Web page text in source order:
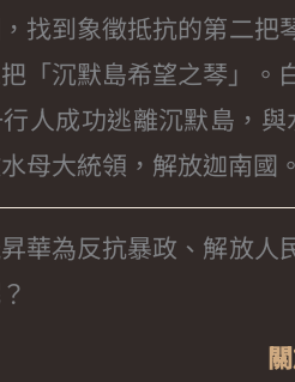
找到象徵抵抗的第二
「沉默島希望之琴」。
人成功逃離沉默島，
母大統領，解放迦南國
華為反抗暴政、解放人